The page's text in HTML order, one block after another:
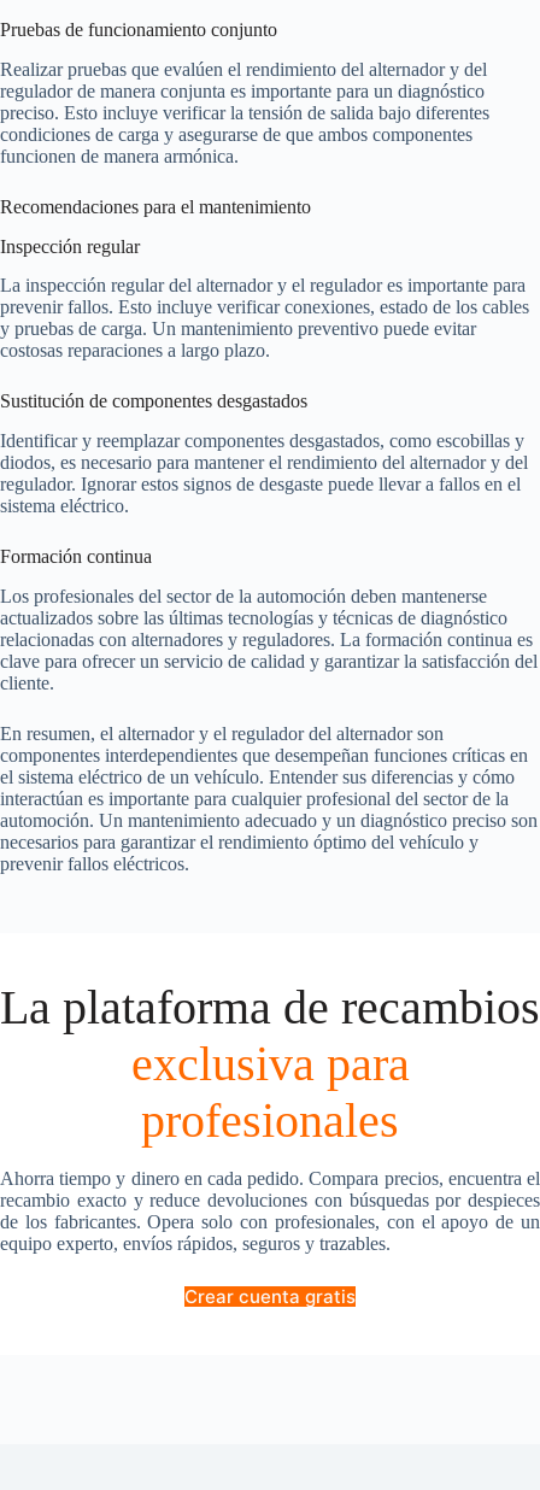
Pruebas de funcionamiento conjunto
Realizar pruebas que evalúen el rendimiento del alternador y del
regulador de manera conjunta es importante para un diagnóstico
preciso. Esto incluye verificar la tensión de salida bajo diferentes
condiciones de carga y asegurarse de que ambos componentes
funcionen de manera armónica.
Recomendaciones para el mantenimiento
Inspección regular
La inspección regular del alternador y el regulador es importante para
prevenir fallos. Esto incluye verificar conexiones, estado de los cables
y pruebas de carga. Un mantenimiento preventivo puede evitar
costosas reparaciones a largo plazo.
Sustitución de componentes desgastados
Identificar y reemplazar componentes desgastados, como escobillas y
diodos, es necesario para mantener el rendimiento del alternador y del
regulador. Ignorar estos signos de desgaste puede llevar a fallos en el
sistema eléctrico.
Formación continua
Los profesionales del sector de la automoción deben mantenerse
actualizados sobre las últimas tecnologías y técnicas de diagnóstico
relacionadas con alternadores y reguladores. La formación continua es
clave para ofrecer un servicio de calidad y garantizar la satisfacción del
cliente.
En resumen, el alternador y el regulador del alternador son
componentes interdependientes que desempeñan funciones críticas en
el sistema eléctrico de un vehículo. Entender sus diferencias y cómo
interactúan es importante para cualquier profesional del sector de la
automoción. Un mantenimiento adecuado y un diagnóstico preciso son
necesarios para garantizar el rendimiento óptimo del vehículo y
prevenir fallos eléctricos.
La plataforma de recambios
exclusiva para
profesionales
Ahorra tiempo y dinero en cada pedido. Compara precios, encuentra el
recambio exacto y reduce devoluciones con búsquedas por despieces
de los fabricantes. Opera solo con profesionales, con el apoyo de un
equipo experto, envíos rápidos, seguros y trazables.
Crear cuenta gratis